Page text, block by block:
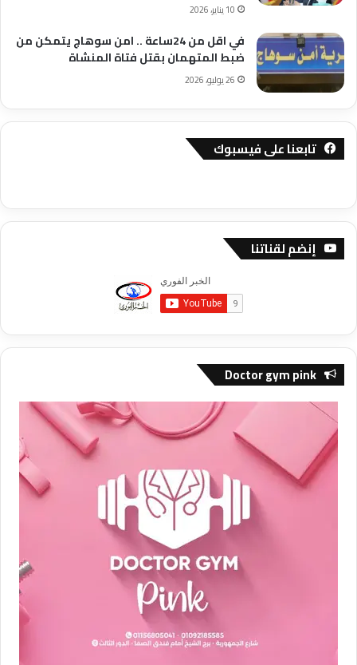
10 يناير، 2026
في اقل من 24ساعة .. امن سوهاج يتمكن من
ضبط المتهمان بقتل فتاة المنشاة
26 يوليو، 2026
تابعنا على فيسبوك
إنضم لقناتنا
Doctor gym pink